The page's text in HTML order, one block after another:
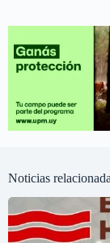
Noticias